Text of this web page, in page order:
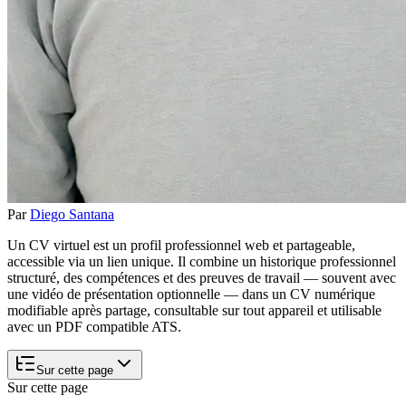
ParDiego Santana
Un CV virtuel est un profil professionnel web et partageable,
accessible via un lien unique. Il combine un historique professionnel
structuré, des compétences et des preuves de travail — souvent avec
une vidéo de présentation optionnelle — dans un CV numérique
modifiable après partage, consultable sur tout appareil et utilisable
avec un PDF compatible ATS.
Sur cette page
Sur cette page